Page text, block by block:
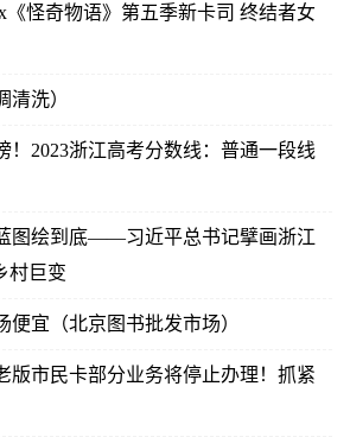
《怪奇物语》第五季新卡司 终结者女
清洗）
！2023浙江高考分数线：普通一段线
图绘到底——习近平总书记擘画浙江
村巨变
便宜（北京图书批发市场）
版市民卡部分业务将停止办理！抓紧